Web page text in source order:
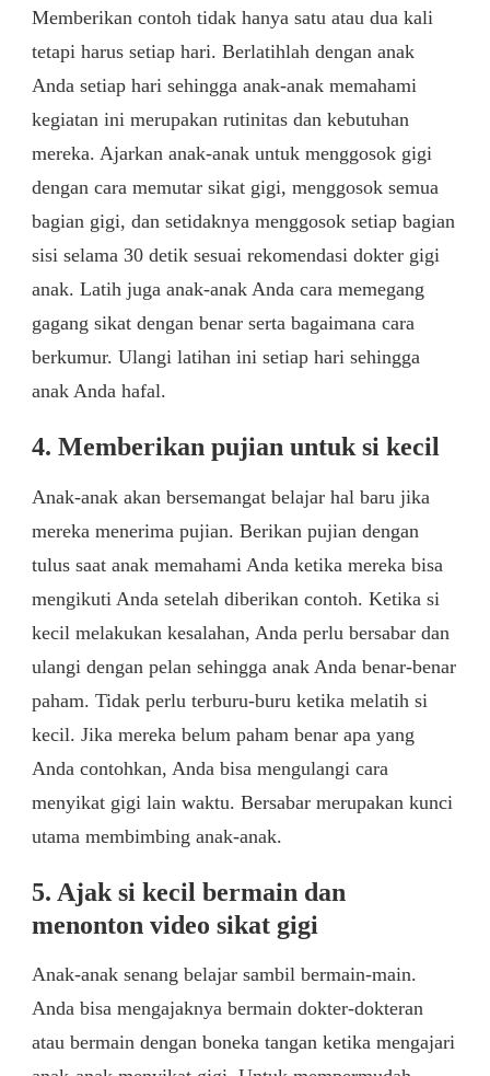
Memberikan contoh tidak hanya satu atau dua kali
tetapi harus setiap hari. Berlatihlah dengan anak
Anda setiap hari sehingga anak-anak memahami
kegiatan ini merupakan rutinitas dan kebutuhan
mereka. Ajarkan anak-anak untuk menggosok gigi
dengan cara memutar sikat gigi, menggosok semua
bagian gigi, dan setidaknya menggosok setiap bagian
sisi selama 30 detik sesuai rekomendasi dokter gigi
anak. Latih juga anak-anak Anda cara memegang
gagang sikat dengan benar serta bagaimana cara
berkumur. Ulangi latihan ini setiap hari sehingga
anak Anda hafal.
4. Memberikan pujian untuk si kecil
Anak-anak akan bersemangat belajar hal baru jika
mereka menerima pujian. Berikan pujian dengan
tulus saat anak memahami Anda ketika mereka bisa
mengikuti Anda setelah diberikan contoh. Ketika si
kecil melakukan kesalahan, Anda perlu bersabar dan
ulangi dengan pelan sehingga anak Anda benar-benar
paham. Tidak perlu terburu-buru ketika melatih si
kecil. Jika mereka belum paham benar apa yang
Anda contohkan, Anda bisa mengulangi cara
menyikat gigi lain waktu. Bersabar merupakan kunci
utama membimbing anak-anak.
5. Ajak si kecil bermain dan
menonton video sikat gigi
Anak-anak senang belajar sambil bermain-main.
Anda bisa mengajaknya bermain dokter-dokteran
atau bermain dengan boneka tangan ketika mengajari